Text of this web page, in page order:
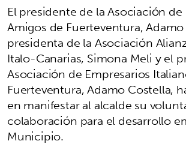
El presidente de la Asociación
Amigos de Fuerteventura,
presidenta de la Asociación
Italo-Canarias, Simona Meli y el
Asociación de Empresarios
Fuerteventura, Adamo Costella,
en manifestar al alcalde su
colaboración para el desarrollo
Municipio.